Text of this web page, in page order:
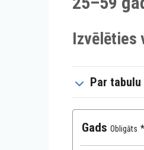
Izvēlēties
Par tabulu
Gads Obligāts